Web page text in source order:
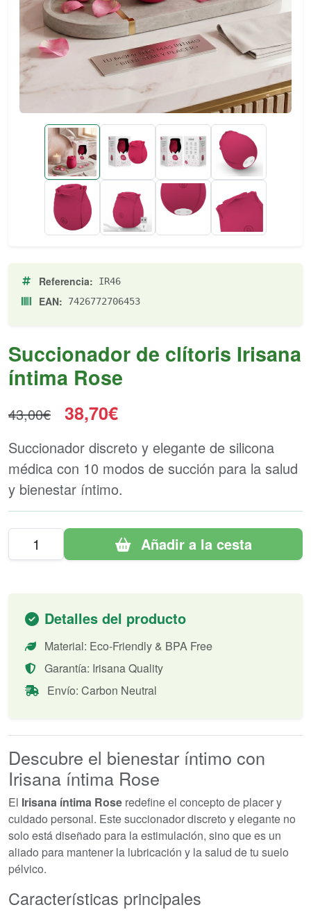
Referencia: IR46
EAN: 7426772706453
Succionador de clítoris Irisana
íntima Rose
43,00€ 38,70€
Succionador discreto y elegante de silicona
médica con 10 modos de succión para la salud
y bienestar íntimo.
Añadir a la cesta
Detalles del producto
Material: Eco-Friendly & BPA Free
Garantía: Irisana Quality
Envío: Carbon Neutral
Descubre el bienestar íntimo con
Irisana íntima Rose
El Irisana íntima Rose redefine el concepto de placer y
cuidado personal. Este succionador discreto y elegante no
solo está diseñado para la estimulación, sino que es un
aliado para mantener la lubricación y la salud de tu suelo
pélvico.
Características principales